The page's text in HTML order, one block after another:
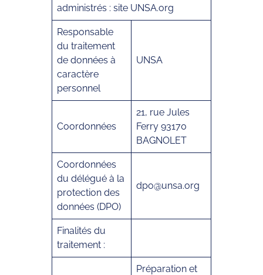
administrés : site UNSA.org
Responsable
du traitement
de données à
caractère
personnel
UNSA
Coordonnées
21, rue Jules
Ferry 93170
BAGNOLET
Coordonnées
du délégué à la
protection des
données (DPO)
dpo@unsa.org
Finalités du
traitement :
Préparation et